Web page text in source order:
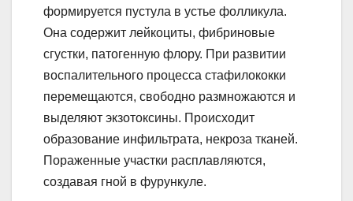
формируется пустула в устье фолликула.
Она содержит лейкоциты, фибриновые
сгустки, патогенную флору. При развитии
воспалительного процесса стафилококки
перемещаются, свободно размножаются и
выделяют экзотоксины. Происходит
образование инфильтрата, некроза тканей.
Пораженные участки расплавляются,
создавая гной в фурункуле.